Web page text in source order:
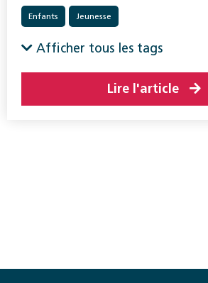
Enfants Jeunesse
Afficher tous les tags
Lire l'article